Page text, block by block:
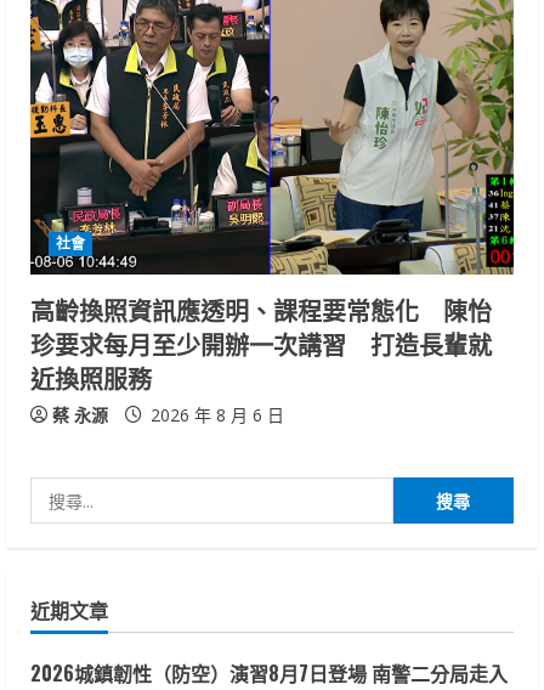
社會
高齡換照資訊應透明、課程要常態化 陳怡
珍要求每月至少開辦一次講習 打造長輩就
近換照服務
蔡 永源 2026 年 8 月 6 日
尋
字:
近期文章
2026城鎮韌性（防空）演習8月7日登場 南警二分局走入